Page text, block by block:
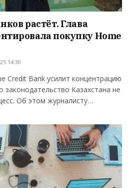
растёт. Глава
покупку Home
14:30
Credit Bank усилит концентрацию
законодательство Казахстана не
Об этом журналисту…